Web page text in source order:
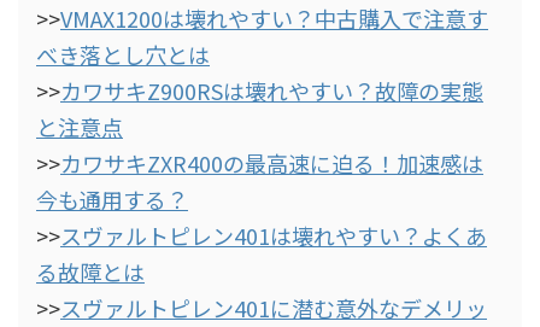
>>VMAX1200は壊れやすい？中古購入で注意す
べき落とし穴とは
>>カワサキZ900RSは壊れやすい？故障の実態
と注意点
>>カワサキZXR400の最高速に迫る！加速感は
今も通用する？
>>スヴァルトピレン401は壊れやすい？よくあ
る故障とは
>>スヴァルトピレン401に潜む意外なデメリッ